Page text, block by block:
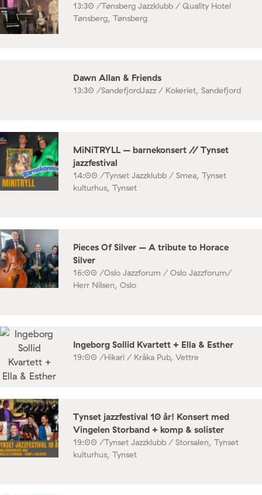
13:30 /Tønsberg Jazzklubb / Quality Hotel
Tønsberg, Tønsberg
Dawn Allan & Friends
13:30 /SandefjordJazz / Kokeriet, Sandefjord
MiNiTRYLL – barnekonsert // Tynset
jazzfestival
14:00 /Tynset Jazzklubb / Smea, Tynset
kulturhus, Tynset
Pieces Of Silver – A tribute to Horace
Silver
16:00 /Oslo Jazzforum / Oslo Jazzforum/
Herr Nilsen, Oslo
Ingeborg Sollid Kvartett + Ella & Esther
19:00 /Hikari / Kråka Pub, Vettre
Tynset jazzfestival 10 år! Konsert med
Vingelen Storband + komp & solister
19:00 /Tynset Jazzklubb / Storsalen, Tynset
kulturhus, Tynset